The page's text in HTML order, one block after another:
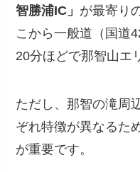
智勝浦IC」 が最寄り
こから一般道（国道
20分ほどで那智山エ
ただし、那智の滝周
ぞれ特徴が異なるた
が重要です。